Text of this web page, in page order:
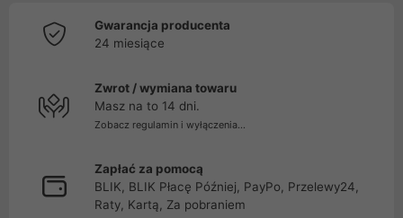
Gwarancja producenta
24 miesiące
Zwrot / wymiana towaru
Masz na to 14 dni.
Zobacz regulamin i wyłączenia...
Zapłać za pomocą
BLIK, BLIK Płacę Później, PayPo, Przelewy24,
Raty, Kartą, Za pobraniem